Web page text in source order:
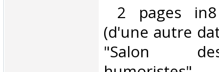
2 pages
(d'une autre
"Salon